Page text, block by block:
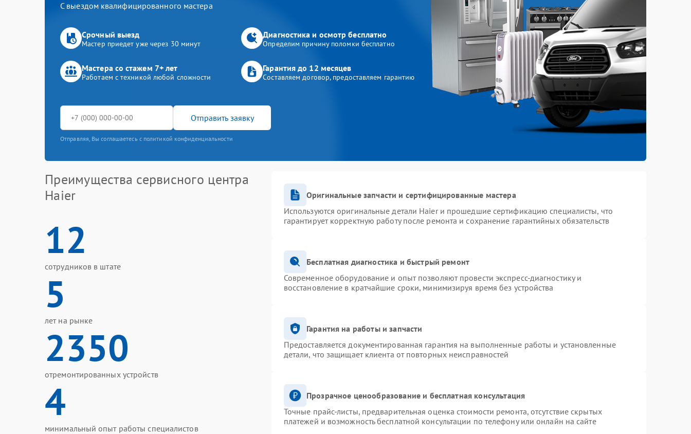
С выездом квалифицированного мастера
Срочный выезд
Мастер приедет уже через 30 минут
Диагностика и осмотр бесплатно
Определим причину поломки бесплатно
Мастера со стажем 7+ лет
Работаем с техникой любой сложности
Гарантия до 12 месяцев
Составляем договор, предоставляем гарантию
Отправить заявку
Отправляя, Вы соглашаетесь с политикой конфиденциальности
Преимущества сервисного центра
Haier
12
сотрудников в штате
5
лет на рынке
2350
отремонтированных устройств
4
минимальный опыт работы специалистов
Оригинальные запчасти и сертифицированные мастера
Используются оригинальные детали Haier и прошедшие сертификацию специалисты, что
гарантирует корректную работу после ремонта и сохранение гарантийных обязательств
Бесплатная диагностика и быстрый ремонт
Современное оборудование и опыт позволяют провести экспресс-диагностику и
восстановление в кратчайшие сроки, минимизируя время без устройства
Гарантия на работы и запчасти
Предоставляется документированная гарантия на выполненные работы и установленные
детали, что защищает клиента от повторных неисправностей
Прозрачное ценообразование и бесплатная консультация
Точные прайс-листы, предварительная оценка стоимости ремонта, отсутствие скрытых
платежей и возможность бесплатной консультации по телефону или онлайн на сайте